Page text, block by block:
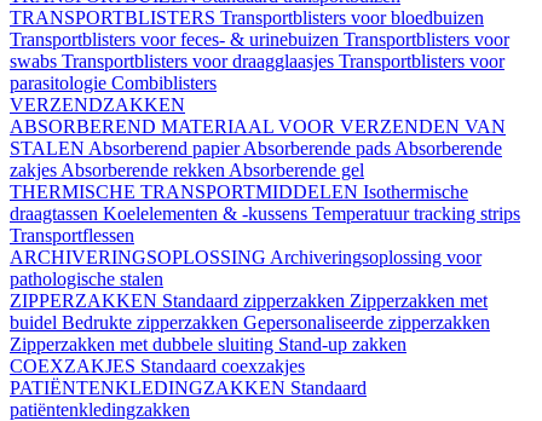
TRANSPORTBLISTERS Transportblisters voor bloedbuizen
Transportblisters voor feces- & urinebuizen Transportblisters voor
swabs Transportblisters voor draagglaasjes Transportblisters voor
parasitologie Combiblisters
VERZENDZAKKEN
ABSORBEREND MATERIAAL VOOR VERZENDEN VAN
STALEN Absorberend papierAbsorberende pads Absorberende
zakjes Absorberende rekken Absorberende gel
THERMISCHE TRANSPORTMIDDELEN Isothermische
draagtassen Koelelementen & -kussens Temperatuur tracking strips
Transportflessen
ARCHIVERINGSOPLOSSING Archiveringsoplossing voor
pathologische stalen
ZIPPERZAKKEN Standaard zipperzakken Zipperzakken met
buidel Bedrukte zipperzakken Gepersonaliseerde zipperzakken
Zipperzakken met dubbele sluiting Stand-up zakken
COEXZAKJES Standaard coexzakjes
PATIËNTENKLEDINGZAKKEN Standaard
patiëntenkledingzakken